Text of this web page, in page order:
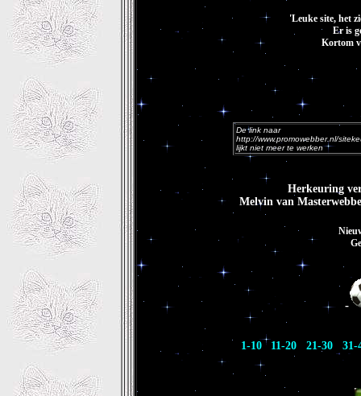
'Leuke site, het
Er is
Kortom
De link naar
http://www.promowebber.nl/
lijkt niet meer te werken
Herkeuring
Melvin van
-
1-10 11-20 21-30 31-